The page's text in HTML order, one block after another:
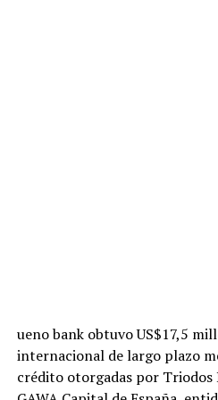
ueno bank obtuvo US$17,5
internacional de largo plazo
crédito otorgadas por Triodos